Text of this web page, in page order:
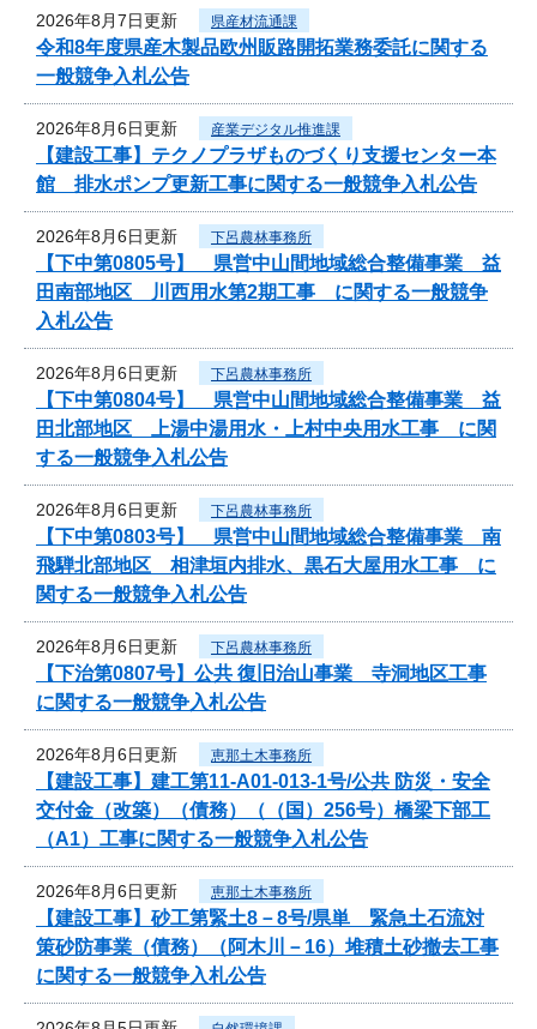
2026年8月7日更新 県産材流通課
令和8年度県産木製品欧州販路開拓業務委託に関する
一般競争入札公告
2026年8月6日更新 産業デジタル推進課
【建設工事】テクノプラザものづくり支援センター本
館 排水ポンプ更新工事に関する一般競争入札公告
2026年8月6日更新 下呂農林事務所
【下中第0805号】 県営中山間地域総合整備事業 益
田南部地区 川西用水第2期工事 に関する一般競争
入札公告
2026年8月6日更新 下呂農林事務所
【下中第0804号】 県営中山間地域総合整備事業 益
田北部地区 上湯中湯用水・上村中央用水工事 に関
する一般競争入札公告
2026年8月6日更新 下呂農林事務所
【下中第0803号】 県営中山間地域総合整備事業 南
飛騨北部地区 相津垣内排水、黒石大屋用水工事 に
関する一般競争入札公告
2026年8月6日更新 下呂農林事務所
【下治第0807号】公共 復旧治山事業 寺洞地区工事
に関する一般競争入札公告
2026年8月6日更新 恵那土木事務所
【建設工事】建工第11-A01-013-1号/公共 防災・安全
交付金（改築）（債務）（（国）256号）橋梁下部工
（A1）工事に関する一般競争入札公告
2026年8月6日更新 恵那土木事務所
【建設工事】砂工第緊土8－8号/県単 緊急土石流対
策砂防事業（債務）（阿木川－16）堆積土砂撤去工事
に関する一般競争入札公告